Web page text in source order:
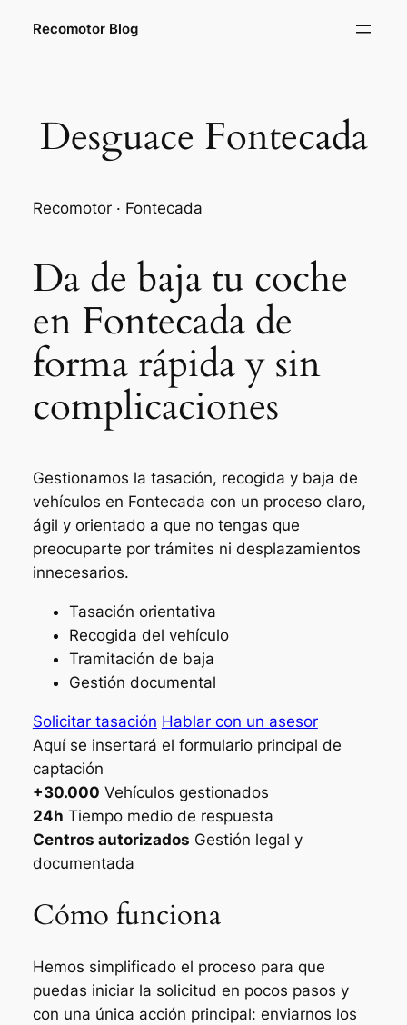
Recomotor Blog
Desguace Fontecada
Recomotor · Fontecada
Da de baja tu coche
en Fontecada de
forma rápida y sin
complicaciones
Gestionamos la tasación, recogida y baja de
vehículos en Fontecada con un proceso claro,
ágil y orientado a que no tengas que
preocuparte por trámites ni desplazamientos
innecesarios.
Tasación orientativa
Recogida del vehículo
Tramitación de baja
Gestión documental
Solicitar tasación Hablar con un asesor
Aquí se insertará el formulario principal de
captación
+30.000 Vehículos gestionados
24h Tiempo medio de respuesta
Centros autorizados Gestión legal y
documentada
Cómo funciona
Hemos simplificado el proceso para que
puedas iniciar la solicitud en pocos pasos y
con una única acción principal: enviarnos los